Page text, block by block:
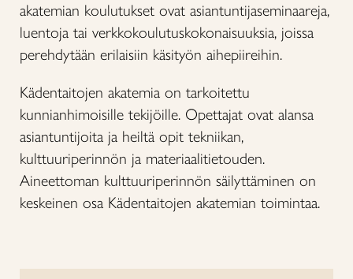
akatemian koulutukset ovat asiantuntijaseminaareja,
luentoja tai verkkokoulutuskokonaisuuksia, joissa
perehdytään erilaisiin käsityön aihepiireihin.
Kädentaitojen akatemia on tarkoitettu
kunnianhimoisille tekijöille. Opettajat ovat alansa
asiantuntijoita ja heiltä opit tekniikan,
kulttuuriperinnön ja materiaalitietouden.
Aineettoman kulttuuriperinnön säilyttäminen on
keskeinen osa Kädentaitojen akatemian toimintaa.